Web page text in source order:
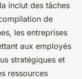
inclut des tâches
de
les entreprises
aux employés
stratégiques et
ressources